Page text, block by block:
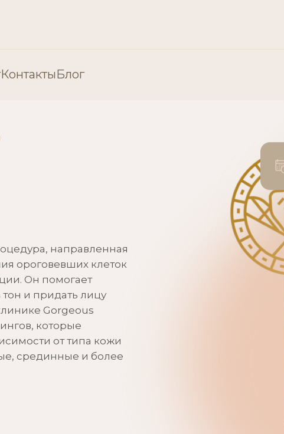
Пластическая хирургия:
Пластическая хирургия:
КонтактыБлог
направленная
ороговевших клеток
Он помогает
тон и придать лицу
Gorgeous
которые
от типа кожи
срединные и более